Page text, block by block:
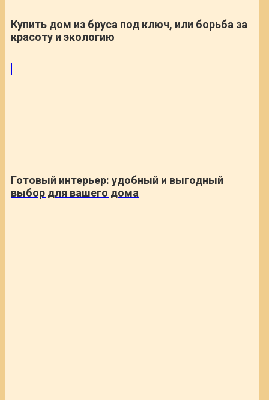
Купить дом из бруса под ключ, или борьба за
красоту и экологию
Готовый интерьер: удобный и выгодный
выбор для вашего дома